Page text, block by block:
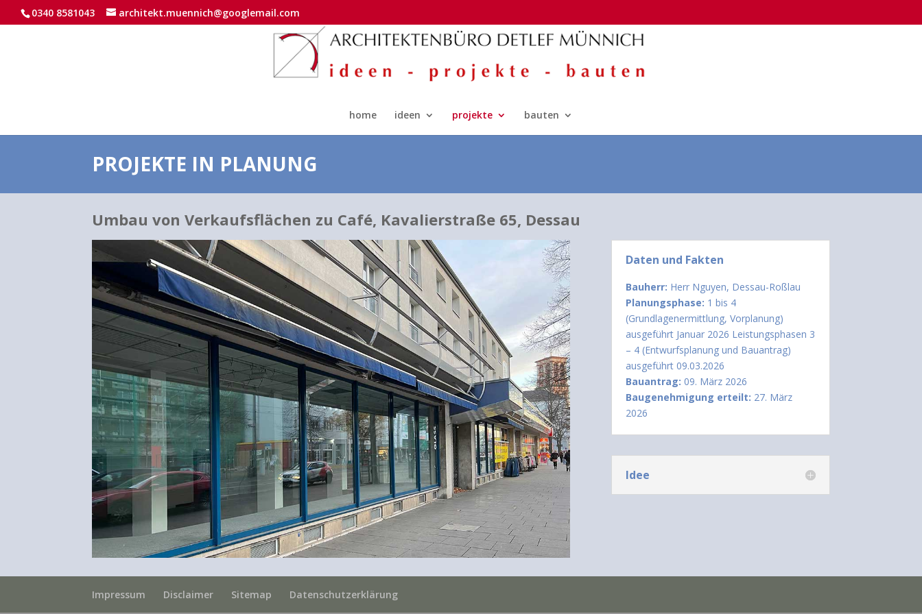
0340 8581043 architekt.muennich@googlemail.com
home ideen projekte bauten
PROJEKTE IN PLANUNG
Umbau von Verkaufsflächen zu Café, Kavalierstraße 65, Dessau
Daten und Fakten
Bauherr: Herr Nguyen, Dessau-Roßlau
Planungsphase: 1 bis 4
(Grundlagenermittlung, Vorplanung)
ausgeführt Januar 2026 Leistungsphasen 3
– 4 (Entwurfsplanung und Bauantrag)
ausgeführt 09.03.2026
Bauantrag: 09. März 2026
Baugenehmigung erteilt: 27. März
2026
Idee
Impressum Disclaimer Sitemap Datenschutzerklärung